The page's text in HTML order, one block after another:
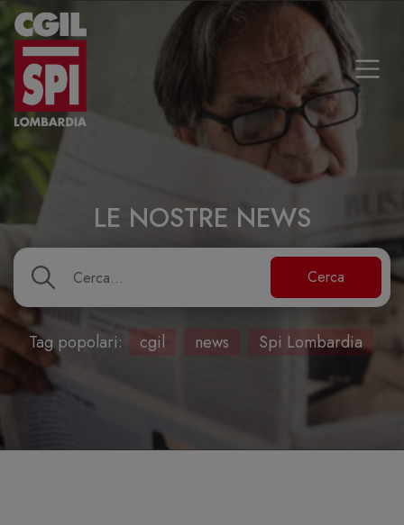
Vai al contenuto
LE NOSTRE NEWS
Cerca
Cerca
Tag popolari: cgil news Spi Lombardia